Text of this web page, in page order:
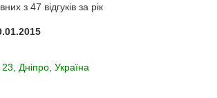
з 47 відгуків за рік
Дніпро, Україна